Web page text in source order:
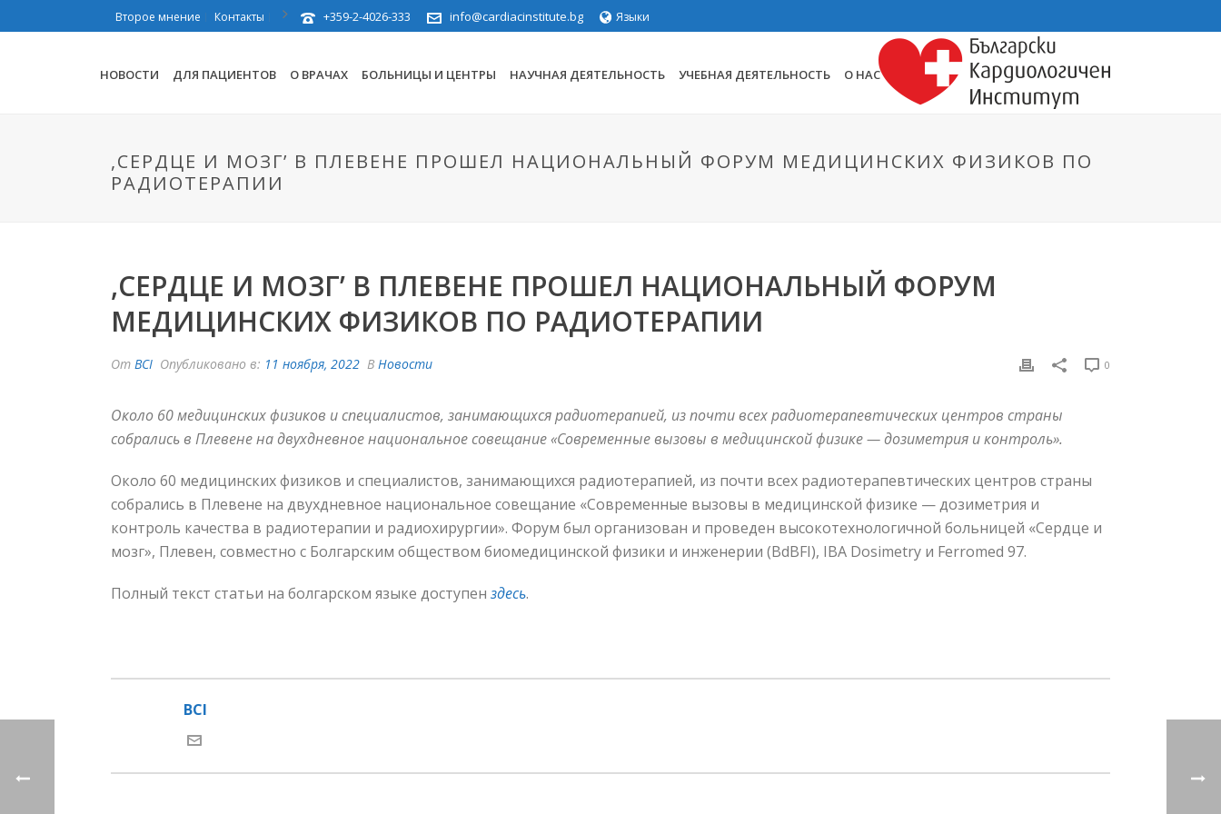
Второе мнение Контакты +359-2-4026-333 info@cardiacinstitute.bg Языки
НОВОСТИ ДЛЯ ПАЦИЕНТОВ О ВРАЧАХ БОЛЬНИЦЫ И ЦЕНТРЫ НАУЧНАЯ ДЕЯТЕЛЬНОСТЬ УЧЕБНАЯ ДЕЯТЕЛЬНОСТЬ О НАС
,СЕРДЦЕ И МОЗГ’ В ПЛЕВЕНЕ ПРОШЕЛ НАЦИОНАЛЬНЫЙ ФОРУМ МЕДИЦИНСКИХ ФИЗИКОВ ПО
РАДИОТЕРАПИИ
,СЕРДЦЕ И МОЗГ’ В ПЛЕВЕНЕ ПРОШЕЛ НАЦИОНАЛЬНЫЙ ФОРУМ
МЕДИЦИНСКИХ ФИЗИКОВ ПО РАДИОТЕРАПИИ
От BCI Опубликовано в: 11 ноября, 2022 В Новости 0
Около 60 медицинских физиков и специалистов, занимающихся радиотерапией, из почти всех радиотерапевтических центров страны
собрались в Плевене на двухдневное национальное совещание «Современные вызовы в медицинской физике — дозиметрия и контроль».
Около 60 медицинских физиков и специалистов, занимающихся радиотерапией, из почти всех радиотерапевтических центров страны
собрались в Плевене на двухдневное национальное совещание «Современные вызовы в медицинской физике — дозиметрия и
контроль качества в радиотерапии и радиохирургии». Форум был организован и проведен высокотехнологичной больницей «Сердце и
мозг», Плевен, совместно с Болгарским обществом биомедицинской физики и инженерии (BdBFI), IBA Dosimetry и Ferromed 97.
Полный текст статьи на болгарском языке доступен здесь.
BCI